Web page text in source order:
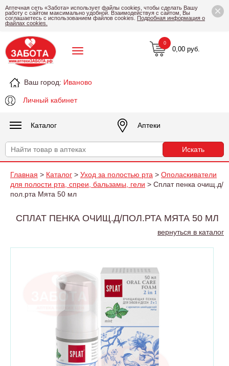
×
Аптечная сеть «Забота» использует файлы cookies, чтобы сделать Вашу
работу с сайтом максимально удобной. Взаимодействуя с сайтом, Вы
соглашаетесь с использованием файлов cookies. Подробная информация о
файлах cookies.
Ваш город: Иваново
Личный кабинет
0,00 руб.
0
Каталог Аптеки
Главная > Каталог > Уход за полостью рта > Ополаскиватели
для полости рта, спреи, бальзамы, гели > Сплат пенка очищ.д/
пол.рта Мята 50 мл
СПЛАТ ПЕНКА ОЧИЩ.Д/ПОЛ.РТА МЯТА 50 МЛ
вернуться в каталог